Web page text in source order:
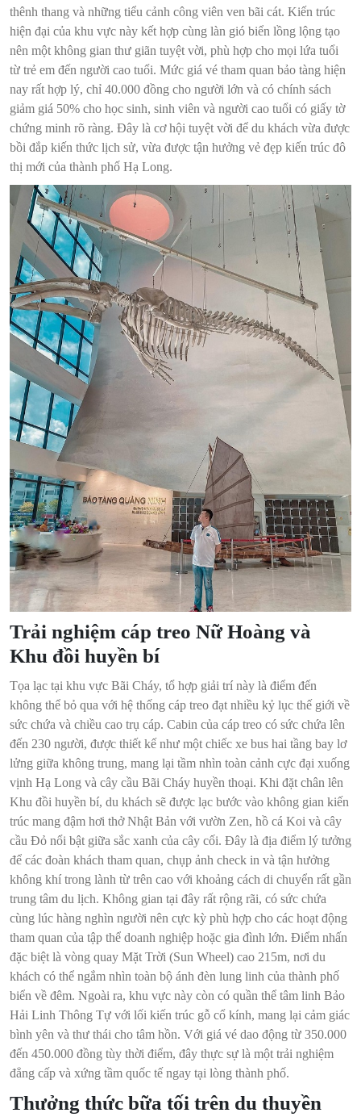
thênh thang và những tiểu cảnh công viên ven bãi cát. Kiến trúc
hiện đại của khu vực này kết hợp cùng làn gió biển lồng lộng tạo
nên một không gian thư giãn tuyệt vời, phù hợp cho mọi lứa tuổi
từ trẻ em đến người cao tuổi. Mức giá vé tham quan bảo tàng hiện
nay rất hợp lý, chỉ 40.000 đồng cho người lớn và có chính sách
giảm giá 50% cho học sinh, sinh viên và người cao tuổi có giấy tờ
chứng minh rõ ràng. Đây là cơ hội tuyệt vời để du khách vừa được
bồi đắp kiến thức lịch sử, vừa được tận hưởng vẻ đẹp kiến trúc đô
thị mới của thành phố Hạ Long.
Trải nghiệm cáp treo Nữ Hoàng và
Khu đồi huyền bí
Tọa lạc tại khu vực Bãi Cháy, tổ hợp giải trí này là điểm đến
không thể bỏ qua với hệ thống cáp treo đạt nhiều kỷ lục thế giới về
sức chứa và chiều cao trụ cáp. Cabin của cáp treo có sức chứa lên
đến 230 người, được thiết kế như một chiếc xe bus hai tầng bay lơ
lửng giữa không trung, mang lại tầm nhìn toàn cảnh cực đại xuống
vịnh Hạ Long và cây cầu Bãi Cháy huyền thoại. Khi đặt chân lên
Khu đồi huyền bí, du khách sẽ được lạc bước vào không gian kiến
trúc mang đậm hơi thở Nhật Bản với vườn Zen, hồ cá Koi và cây
cầu Đỏ nổi bật giữa sắc xanh của cây cối. Đây là địa điểm lý tưởng
để các đoàn khách tham quan, chụp ảnh check in và tận hưởng
không khí trong lành từ trên cao với khoảng cách di chuyển rất gần
trung tâm du lịch. Không gian tại đây rất rộng rãi, có sức chứa
cùng lúc hàng nghìn người nên cực kỳ phù hợp cho các hoạt động
tham quan của tập thể doanh nghiệp hoặc gia đình lớn. Điểm nhấn
đặc biệt là vòng quay Mặt Trời (Sun Wheel) cao 215m, nơi du
khách có thể ngắm nhìn toàn bộ ánh đèn lung linh của thành phố
biển về đêm. Ngoài ra, khu vực này còn có quần thể tâm linh Bảo
Hải Linh Thông Tự với lối kiến trúc gỗ cổ kính, mang lại cảm giác
bình yên và thư thái cho tâm hồn. Với giá vé dao động từ 350.000
đến 450.000 đồng tùy thời điểm, đây thực sự là một trải nghiệm
đẳng cấp và xứng tầm quốc tế ngay tại lòng thành phố.
Thưởng thức bữa tối trên du thuyền